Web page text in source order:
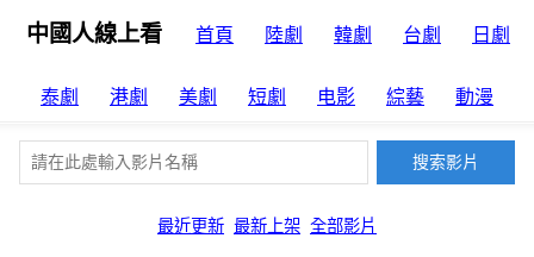
中國人線上看 首頁 陸劇 韓劇 台劇 日劇
泰劇 港劇 美劇 短劇 电影 綜藝 動漫
最近更新 最新上架 全部影片